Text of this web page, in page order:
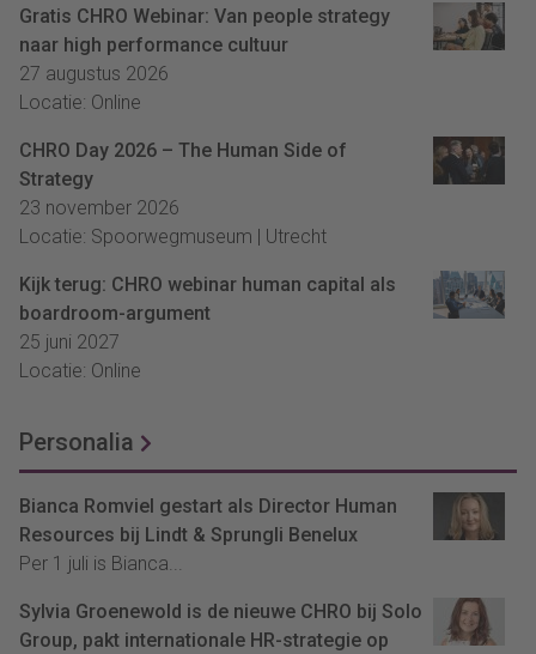
Gratis CHRO Webinar: Van people strategy
naar high performance cultuur
27 augustus 2026
Locatie: Online
CHRO Day 2026 – The Human Side of
Strategy
23 november 2026
Locatie: Spoorwegmuseum | Utrecht
Kijk terug: CHRO webinar human capital als
boardroom-argument
25 juni 2027
Locatie: Online
Personalia
Bianca Romviel gestart als Director Human
Resources bij Lindt & Sprungli Benelux
Per 1 juli is Bianca...
Sylvia Groenewold is de nieuwe CHRO bij Solo
Group, pakt internationale HR-strategie op